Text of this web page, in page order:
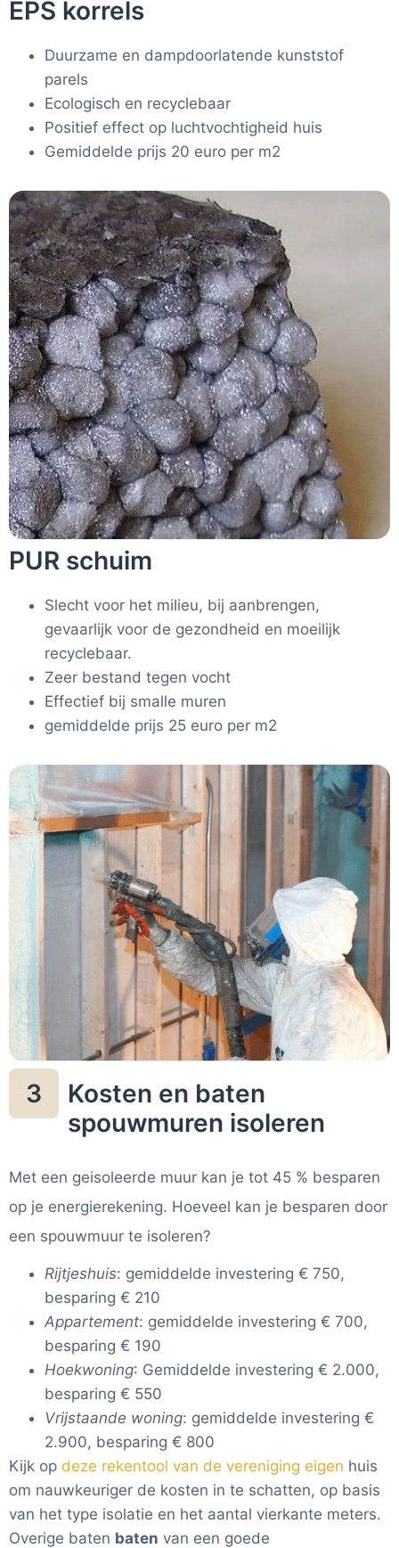
EPS korrels
Duurzame en dampdoorlatende kunststof
parels
Ecologisch en recyclebaar
Positief effect op luchtvochtigheid huis
Gemiddelde prijs 20 euro per m2
PUR schuim
Slecht voor het milieu, bij aanbrengen,
gevaarlijk voor de gezondheid en moeilijk
recyclebaar.
Zeer bestand tegen vocht
Effectief bij smalle muren
gemiddelde prijs 25 euro per m2
3
Kosten en baten
spouwmuren isoleren
Met een geisoleerde muur kan je tot 45 % besparen
op je energierekening. Hoeveel kan je besparen door
een spouwmuur te isoleren?
Rijtjeshuis: gemiddelde investering € 750,
besparing € 210
Appartement: gemiddelde investering € 700,
besparing € 190
Hoekwoning: Gemiddelde investering € 2.000,
besparing € 550
Vrijstaande woning: gemiddelde investering €
2.900, besparing € 800
Kijk op deze rekentool van de vereniging eigen huis
om nauwkeuriger de kosten in te schatten, op basis
van het type isolatie en het aantal vierkante meters.
Overige baten baten van een goede